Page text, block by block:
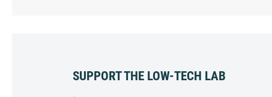
SUPPORT THE LOW-TECH LAB